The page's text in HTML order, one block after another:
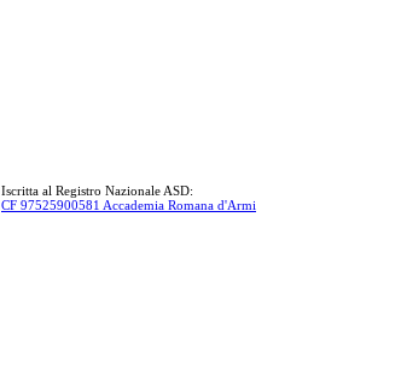
Iscritta al Registro Nazionale ASD:
CF 97525900581 Accademia Romana d'Armi